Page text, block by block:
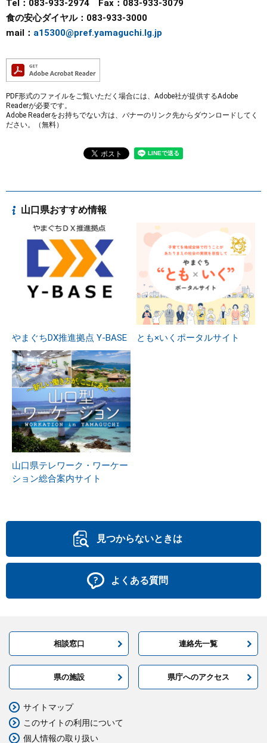
Tel：083-933-2974 Fax：083-933-3079
食の安心ダイヤル：083-933-3000
mail： a15300@pref.yamaguchi.lg.jp
PDF形式のファイルをご覧いただく場合には、Adobe社が提供するAdobe
Readerが必要です。
Adobe Readerをお持ちでない方は、バナーのリンク先からダウンロードしてく
ださい。（無料）
山口県おすすめ情報
やまぐちDX推進拠点 Y-BASE とも×いくポータルサイト
山口県テレワーク・ワーケー
ション総合案内サイト
見つからないときは
よくある質問
相談窓口 連絡先一覧
県の施設 県庁へのアクセス
サイトマップ
このサイトの利用について
個人情報の取り扱い